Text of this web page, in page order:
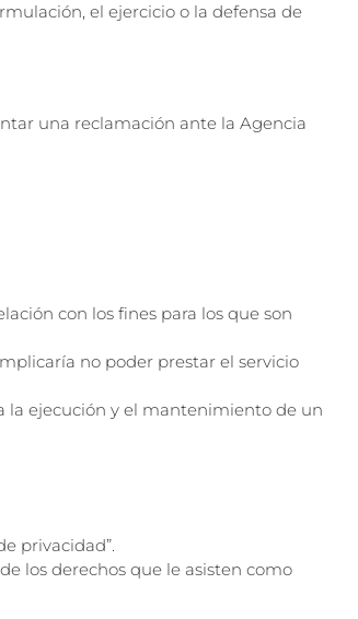
el ejercicio o la defensa de
una reclamación ante la Agencia
con los fines para los que son
no poder prestar el servicio
la ejecución y el mantenimiento de un
privacidad”.
los derechos que le asisten como